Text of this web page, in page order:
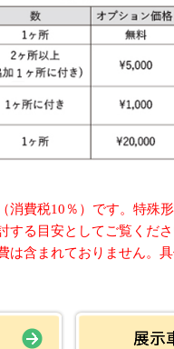
消費税10％）です。特殊
する目安としてご覧くださ
は含まれておりません。